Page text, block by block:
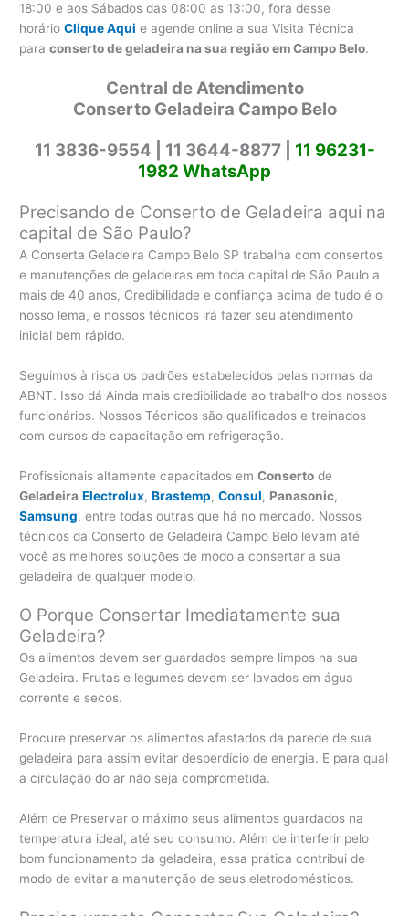
18:00 e aos Sábados das 08:00 as 13:00, fora desse
horárioClique Aqui e agende online a sua Visita Técnica
paraconserto de geladeira na sua região em Campo Belo.
Central de Atendimento
Conserto Geladeira Campo Belo
11 3836-9554 | 11 3644-8877 | 11 96231-
1982 WhatsApp
Precisando de Conserto de Geladeira aqui na
capital de São Paulo?
A Conserta Geladeira Campo Belo SP trabalha com consertos
e manutenções de geladeiras em toda capital de São Paulo a
mais de 40 anos, Credibilidade e confiança acima de tudo é o
nosso lema, e nossos técnicos irá fazer seu atendimento
inicial bem rápido.
Seguimos à risca os padrões estabelecidos pelas normas da
ABNT. Isso dá Ainda mais credibilidade ao trabalho dos nossos
funcionários. Nossos Técnicos são qualificados e treinados
com cursos de capacitação em refrigeração.
Profissionais altamente capacitados emConserto de
Geladeira Electrolux,Brastemp,Consul, Panasonic,
Samsung, entre todas outras que há no mercado. Nossos
técnicos da Conserto de Geladeira Campo Belo levam até
você as melhores soluções de modo a consertar a sua
geladeira de qualquer modelo.
O Porque Consertar Imediatamente sua
Geladeira?
Os alimentos devem ser guardados sempre limpos na sua
Geladeira. Frutas e legumes devem ser lavados em água
corrente e secos.
Procure preservar os alimentos afastados da parede de sua
geladeira para assim evitar desperdício de energia. E para qual
a circulação do ar não seja comprometida.
Além de Preservar o máximo seus alimentos guardados na
temperatura ideal, até seu consumo. Além de interferir pelo
bom funcionamento da geladeira, essa prática contribui de
modo de evitar a manutenção de seus eletrodomésticos.